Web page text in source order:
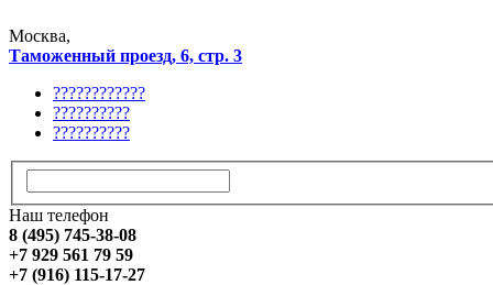
Москва,
Таможенный проезд, 6, стр. 3
????????????
??????????
??????????
Наш телефон
8 (495) 745-38-08
+7 929 561 79 59
+7 (916) 115-17-27